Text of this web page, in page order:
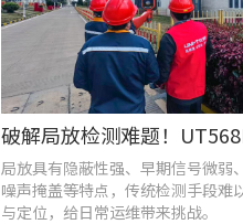
局放具有隐蔽性强、早期信号微弱
噪声掩盖等特点，传统检测手段难
与定位，给日常运维带来挑战。